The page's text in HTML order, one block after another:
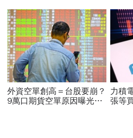
課、會籍…誰才是真正賺錢
金雞母？
11
最快
外資空單創高＝台股要崩？
9萬口期貨空單原因曝光！
力積
張等
邦電